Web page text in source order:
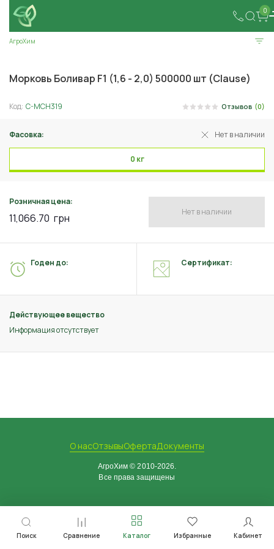
0
Поиск Сравнение Каталог Избранные Кабинет
АгроХим
Морковь Боливар F1 (1,6 - 2,0) 500000 шт (Clause)
Код: C-MCH319 Отзывов (0)
Фасовка: Нет в наличии
0 кг
Розничная цена:
11,066.70 грн Нет в наличии
Действующее вещество
Информация отсутствует
Годен до: Сертификат:
О насОтзывыОфертаДокументы
АгроХим © 2010-2026.
Все права защищены